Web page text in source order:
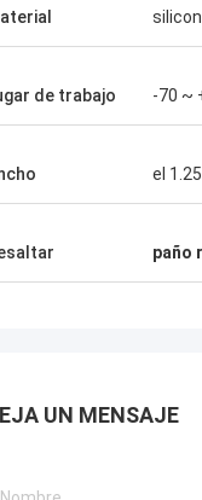
de trabajo -70 ~
el
paño
UN MENSAJE